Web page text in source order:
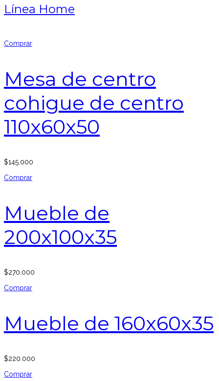
Línea Home
Comprar
Mesa de centro
cohigue de centro
110x60x50
$145.000
Comprar
Mueble de
200x100x35
$270.000
Comprar
Mueble de 160x60x35
$220.000
Comprar